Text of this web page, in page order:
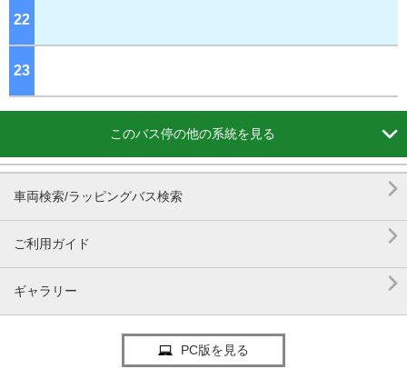
22
23
このバス停の他の系統を見る 
車両検索/ラッピングバス検索 
ご利用ガイド 
ギャラリー 
PC版を見る